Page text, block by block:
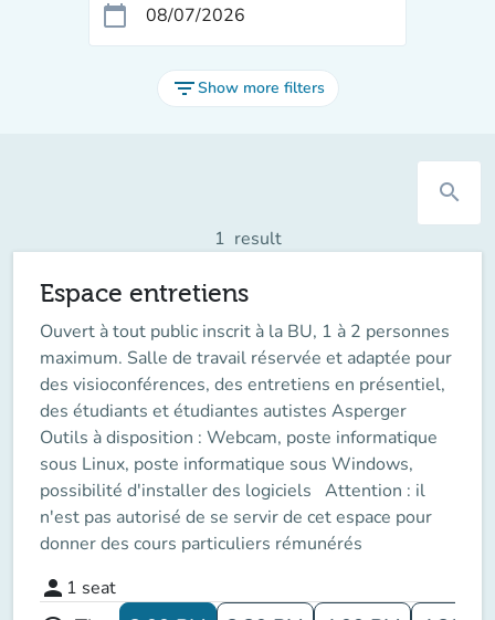
calendar_today
filter_listShow more filters
search
1 result
Espace entretiens
Ouvert à tout public inscrit à la BU, 1 à 2 personnes
maximum. Salle de travail réservée et adaptée pour
des visioconférences, des entretiens en présentiel,
des étudiants et étudiantes autistes Asperger
Outils à disposition : Webcam, poste informatique
sous Linux, poste informatique sous Windows,
possibilité d'installer des logiciels Attention : il
n'est pas autorisé de se servir de cet espace pour
donner des cours particuliers rémunérés
person 1 seat